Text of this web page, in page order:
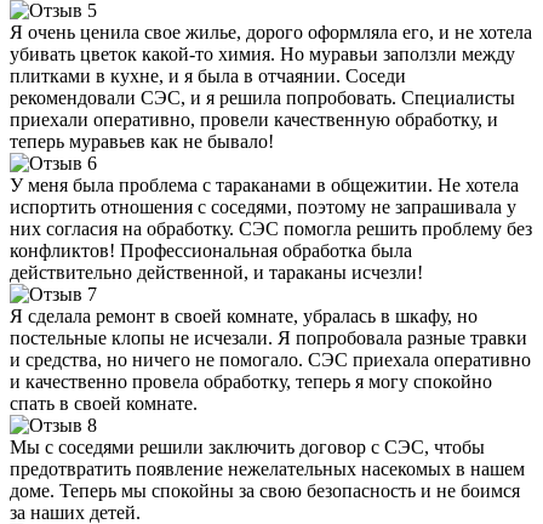
Я очень ценила свое жилье, дорого оформляла его, и не хотела
убивать цветок какой-то химия. Но муравьи заползли между
плитками в кухне, и я была в отчаянии. Соседи
рекомендовали СЭС, и я решила попробовать. Специалисты
приехали оперативно, провели качественную обработку, и
теперь муравьев как не бывало!
У меня была проблема с тараканами в общежитии. Не хотела
испортить отношения с соседями, поэтому не запрашивала у
них согласия на обработку. СЭС помогла решить проблему без
конфликтов! Профессиональная обработка была
действительно действенной, и тараканы исчезли!
Я сделала ремонт в своей комнате, убралась в шкафу, но
постельные клопы не исчезали. Я попробовала разные травки
и средства, но ничего не помогало. СЭС приехала оперативно
и качественно провела обработку, теперь я могу спокойно
спать в своей комнате.
Мы с соседями решили заключить договор с СЭС, чтобы
предотвратить появление нежелательных насекомых в нашем
доме. Теперь мы спокойны за свою безопасность и не боимся
за наших детей.